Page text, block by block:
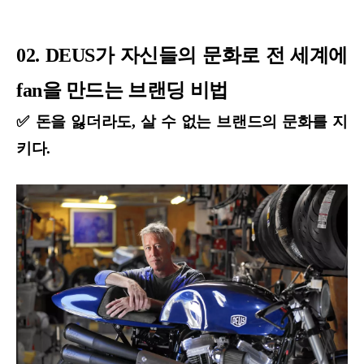
02. DEUS가 자신들의 문화로 전 세계에
fan을 만드는 브랜딩 비법
✅ 돈을 잃더라도, 살 수 없는 브랜드의 문화를 지
키다.